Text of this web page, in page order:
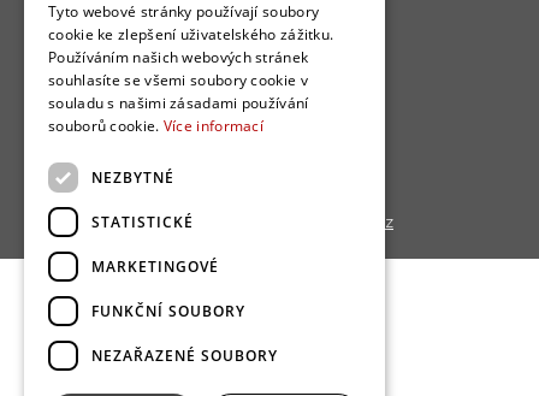
Jak se zapojit?
Uživatelské podmínky
Ochrana osobních údajú
Cookies
Copyright © 2013 - 2026, Bydlo.cz
Tyto webové stránky používají soubory
cookie ke zlepšení uživatelského zážitku.
Používáním našich webových stránek
souhlasíte se všemi soubory cookie v
souladu s našimi zásadami používání
souborů cookie. Více informací
NEZBYTNÉ
STATISTICKÉ
MARKETINGOVÉ
FUNKČNÍ SOUBORY
NEZAŘAZENÉ SOUBORY